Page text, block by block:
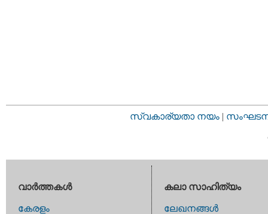
സ്വകാര്യതാ നയം |
വാര്‍ത്തകള്‍
കേരളം
കലാ സാഹിത്യം
ലേഖനങ്ങള്‍